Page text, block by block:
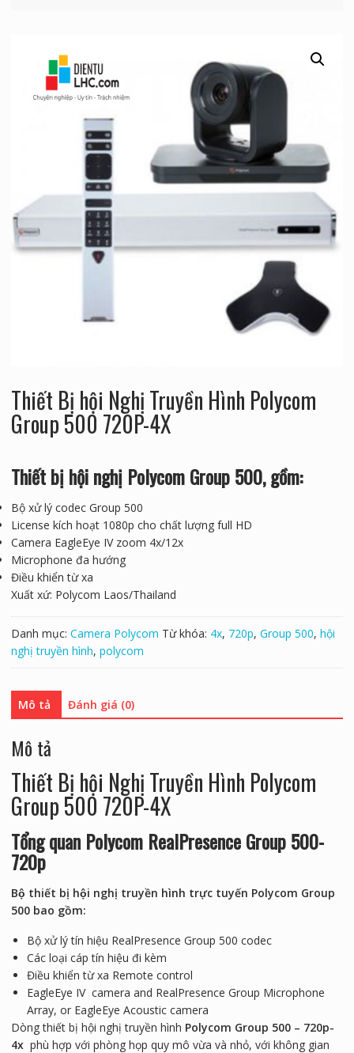
Thiết Bị hội Nghị Truyền Hình Polycom
Group 500 720P-4X
Thiết bị hội nghị Polycom Group 500, gồm:
Bộ xử lý codec Group 500
License kích hoạt 1080p cho chất lượng full HD
Camera EagleEye IV zoom 4x/12x
Microphone đa hướng
Điều khiển từ xa
Xuất xứ: Polycom Laos/Thailand
Danh mục: Camera Polycom Từ khóa: 4x, 720p, Group 500, hội
nghị truyền hình, polycom
Mô tả Đánh giá (0)
Mô tả
Thiết Bị hội Nghị Truyền Hình Polycom
Group 500 720P-4X
Tổng quan Polycom RealPresence Group 500-
720p
​Bộ thiết bị hội nghị truyền hình trực tuyến Polycom Group
500 bao gồm:
Bộ xử lý tín hiệu RealPresence Group 500 codec
Các loại cáp tín hiệu đi kèm
Điều khiển từ xa Remote control
EagleEye IV camera and RealPresence Group Microphone
Array, or EagleEye Acoustic camera
Dòng thiết bị hội nghị truyền hình Polycom Group 500 – 720p-
4xphù hợp với phòng họp quy mô vừa và nhỏ, với không gian